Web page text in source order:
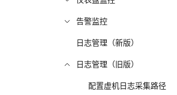
告警监控
日志管理（新版）
日志管理（旧版）
配置虚机日志采集路径